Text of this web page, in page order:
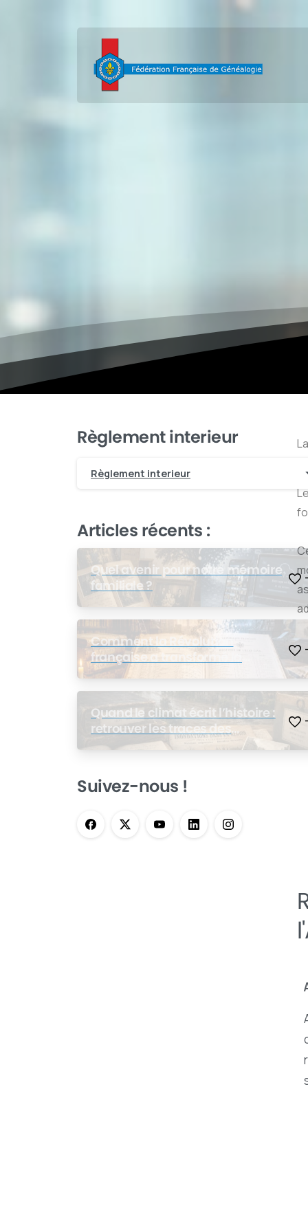
Règlement interieur
Règlement interieur
Articles récents :
Quel avenir pour notre mémoire
familiale ?
-
Comment la Révolution
française a transformé la
généalogie : ce que le 14 juillet a
changé pour nos ancêtres
-
Quand le climat écrit l’histoire :
retrouver les traces des
catastrophes naturelles dans
-
Suivez-nous !